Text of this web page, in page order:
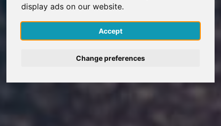
display ads on our website.
Accept
Change preferences
Accedi
English
Deutsch
Nederlands